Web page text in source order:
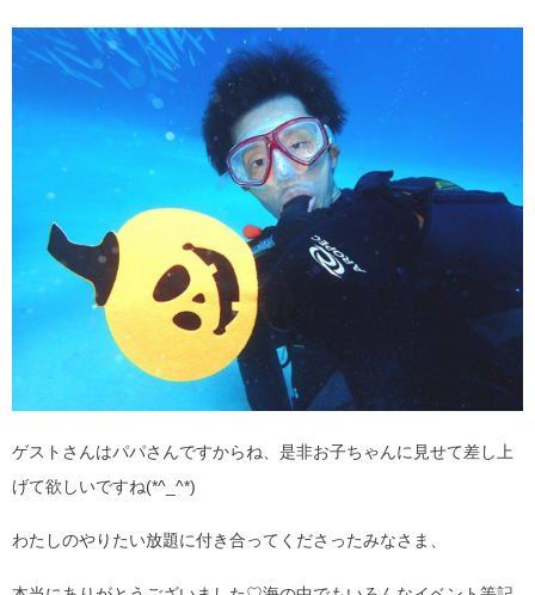
ゲストさんはパパさんですからね、是非お子ちゃんに見せて差し上
げて欲しいですね(*^_^*)
わたしのやりたい放題に付き合ってくださったみなさま、